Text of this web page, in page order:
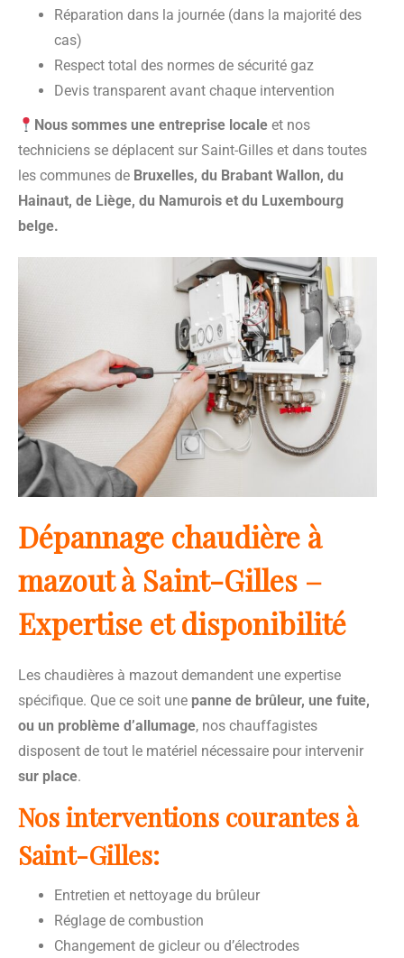
Réparation dans la journée (dans la majorité des
cas)
Respect total des normes de sécurité gaz
Devis transparent avant chaque intervention
Nous sommes une entreprise locale et nos
techniciens se déplacent sur Saint-Gilles et dans toutes
les communes de Bruxelles, du Brabant Wallon, du
Hainaut, de Liège, du Namurois et du Luxembourg
belge.
Dépannage chaudière à
mazout à Saint-Gilles –
Expertise et disponibilité
Les chaudières à mazout demandent une expertise
spécifique. Que ce soit une panne de brûleur, une fuite,
ou un problème d’allumage, nos chauffagistes
disposent de tout le matériel nécessaire pour intervenir
sur place.
Nos interventions courantes à
Saint-Gilles:
Entretien et nettoyage du brûleur
Réglage de combustion
Changement de gicleur ou d’électrodes